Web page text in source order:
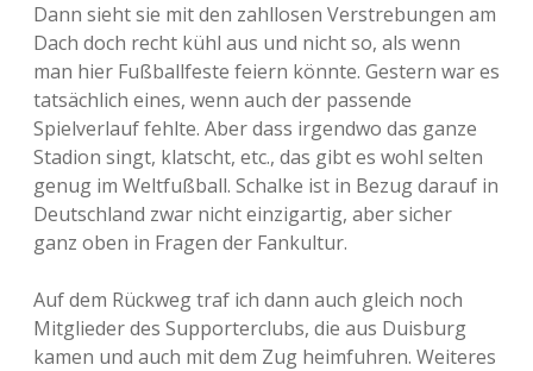
Dann sieht sie mit den zahllosen Verstrebungen am
Dach doch recht kühl aus und nicht so, als wenn
man hier Fußballfeste feiern könnte. Gestern war es
tatsächlich eines, wenn auch der passende
Spielverlauf fehlte. Aber dass irgendwo das ganze
Stadion singt, klatscht, etc., das gibt es wohl selten
genug im Weltfußball. Schalke ist in Bezug darauf in
Deutschland zwar nicht einzigartig, aber sicher
ganz oben in Fragen der Fankultur.
Auf dem Rückweg traf ich dann auch gleich noch
Mitglieder des Supporterclubs, die aus Duisburg
kamen und auch mit dem Zug heimfuhren. Weiteres